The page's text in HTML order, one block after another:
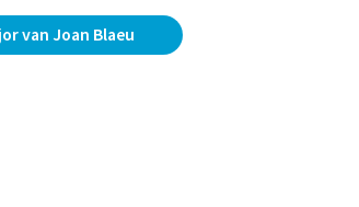
van Joan Blaeu